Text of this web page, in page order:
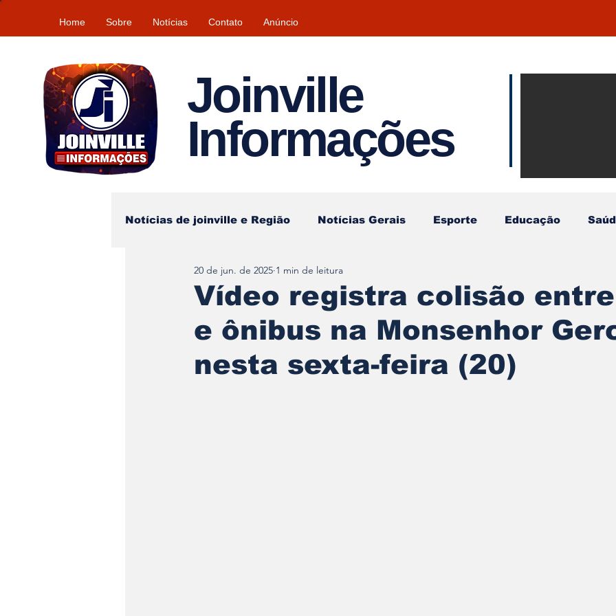
Home Sobre Notícias Contato Anúncio
Joinville
Informações
Notícias de joinville e Região Notícias Gerais Esporte Educação
Tempo\clima
Vídeo registra colisão
e ônibus na Monsenhor
nesta sexta-feira (20)
20 de jun. de 2025 1 min de leitura